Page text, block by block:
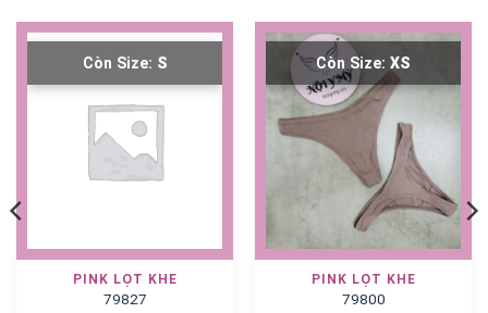
Còn Size: S
PINK LỌT KHE
79827
Còn Size: XS
PINK LỌT KHE
79800